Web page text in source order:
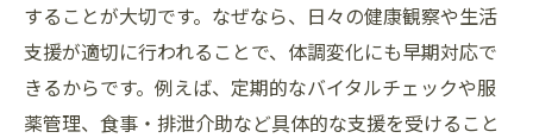
することが大切です。なぜなら、日々の健康観察や生活
支援が適切に行われることで、体調変化にも早期対応で
きるからです。例えば、定期的なバイタルチェックや服
薬管理、食事・排泄介助など具体的な支援を受けること